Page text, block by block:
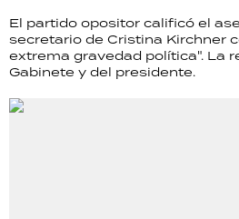
El partido opositor calificó el
secretario de Cristina Kirchner
extrema gravedad política". La
Gabinete y del presidente.